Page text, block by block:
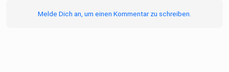
Melde Dich an, um einen Kommentar zu schreiben.